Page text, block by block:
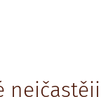
nejčastěji